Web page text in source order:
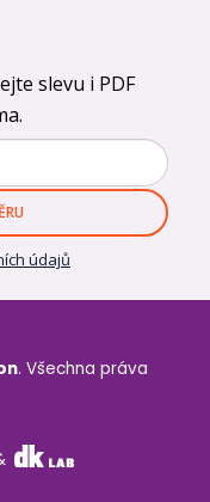
slevu i PDF
údajů
. Všechna práva